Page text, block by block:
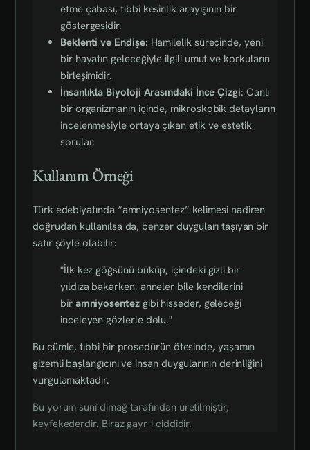
etme çabası, tıbbi kesinlik arayışının bir
göstergesidir.
Beklenti ve Endişe: Hamilelik sürecinde, yeni
bir hayatın geleceğiyle ilgili umut ve korkuların
birleşimidir.
İnsanlıkla Biyoloji Arasındaki İnce Çizgi: Canlı
bir organizmanın içinde, mikroskobik detayların
incelenmesiyle ortaya çıkan etik ve estetik
sorular.
Kullanım Örneği
Türk edebiyatında “amniyosentez” kelimesi nadiren
doğrudan kullanılsa da, benzer duyguları taşıyan bir
satır şöyle olabilir:
"İlk kez göğsünü büküp, içindeki gizli bir
yıldıza bakarken, anneler bile kendilerini
bir amniyosentezgibi hisseder, geleceği
inceleyen gözlerle dolu."
Bu cümle, tıbbi bir prosedürün ötesinde, yaşamın
gizemli başlangıcını ve insan duygularının derinliğini
vurgulamaktadır.
Bu yorum sunî dimağ tarafından üretilmiştir,
keyfekederdir. Biraz gayr-i ciddidir.